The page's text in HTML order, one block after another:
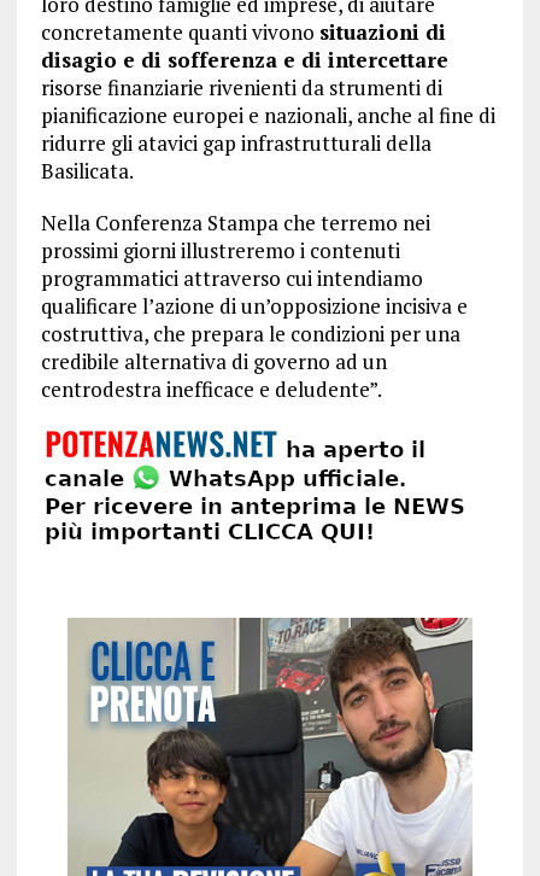
concretamente quanti vivono situazioni di
disagio e di sofferenza e di intercettare
risorse finanziarie rivenienti da strumenti di
pianificazione europei e nazionali, anche al fine di
ridurre gli atavici gap infrastrutturali della
Basilicata.
Nella Conferenza Stampa che terremo nei
prossimi giorni illustreremo i contenuti
programmatici attraverso cui intendiamo
qualificare l’azione di un’opposizione incisiva e
costruttiva, che prepara le condizioni per una
credibile alternativa di governo ad un
centrodestra inefficace e deludente”.